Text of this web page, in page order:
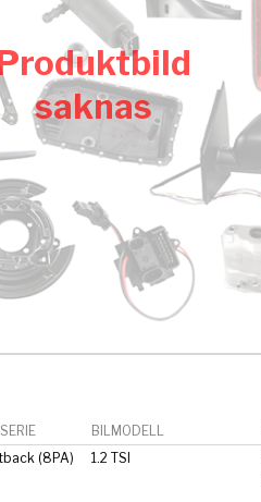
saknas
BILMODELL
(8PA) 1.2 TSI